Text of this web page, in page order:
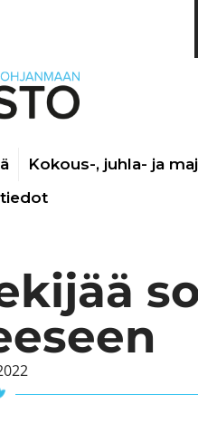
Kokous-, juhla- ja